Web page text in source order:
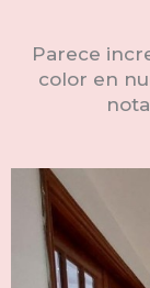
Parece
color en